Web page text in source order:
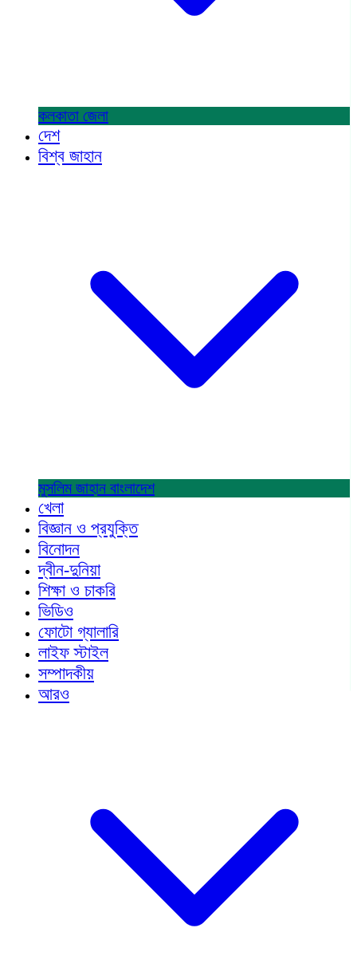
কলকাতা জেলা
দেশ
বিশ্ব জাহান
মুসলিম জাহান বাংলাদেশ
খেলা
বিজ্ঞান ও প্রযুক্তি
বিনোদন
দ্বীন-দুনিয়া
শিক্ষা ও চাকরি
ভিডিও
ফোটো গ্যালারি
লাইফ স্টাইল
সম্পাদকীয়
আরও